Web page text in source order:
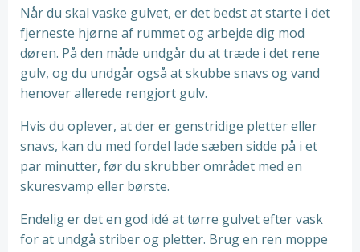
Når du skal vaske gulvet, er det bedst at starte i det
fjerneste hjørne af rummet og arbejde dig mod
døren. På den måde undgår du at træde i det rene
gulv, og du undgår også at skubbe snavs og vand
henover allerede rengjort gulv.
Hvis du oplever, at der er genstridige pletter eller
snavs, kan du med fordel lade sæben sidde på i et
par minutter, før du skrubber området med en
skuresvamp eller børste.
Endelig er det en god idé at tørre gulvet efter vask
for at undgå striber og pletter. Brug en ren moppe